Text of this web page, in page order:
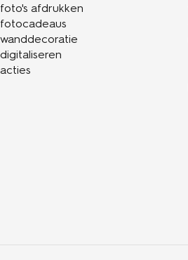
foto's afdrukken
fotocadeaus
wanddecoratie
digitaliseren
acties